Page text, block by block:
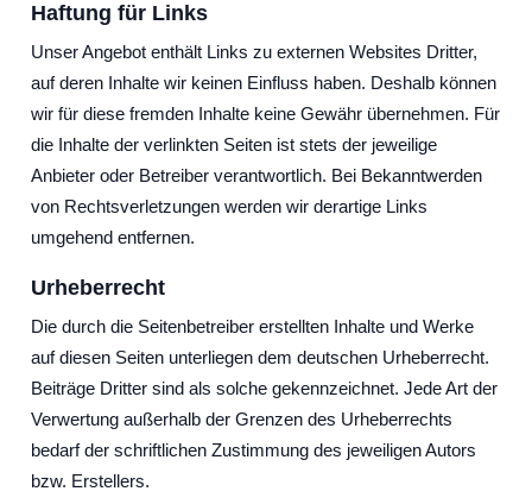
Haftung für Links
Unser Angebot enthält Links zu externen Websites Dritter,
auf deren Inhalte wir keinen Einfluss haben. Deshalb können
wir für diese fremden Inhalte keine Gewähr übernehmen. Für
die Inhalte der verlinkten Seiten ist stets der jeweilige
Anbieter oder Betreiber verantwortlich. Bei Bekanntwerden
von Rechtsverletzungen werden wir derartige Links
umgehend entfernen.
Urheberrecht
Die durch die Seitenbetreiber erstellten Inhalte und Werke
auf diesen Seiten unterliegen dem deutschen Urheberrecht.
Beiträge Dritter sind als solche gekennzeichnet. Jede Art der
Verwertung außerhalb der Grenzen des Urheberrechts
bedarf der schriftlichen Zustimmung des jeweiligen Autors
bzw. Erstellers.